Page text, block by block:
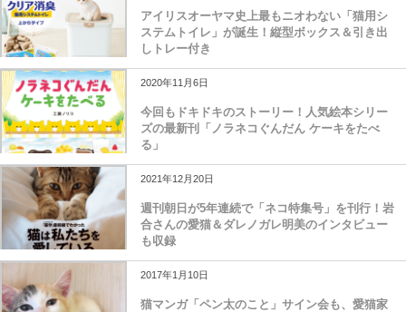
アイリスオーヤマ史上最もニオわない「猫用シ
ステムトイレ」が誕生！縦型ボックス＆引き出
しトレー付き
2020年11月6日
今回もドキドキのストーリー！人気絵本シリー
ズの最新刊「ノラネコぐんだん ケーキをたべ
る」
2021年12月20日
週刊朝日が5年連続で「ネコ特集号」を刊行！岩
合さんの愛猫＆ダレノガレ明美のインタビュー
も収録
2017年1月10日
猫マンガ「ペン太のこと」サイン会も、愛猫家